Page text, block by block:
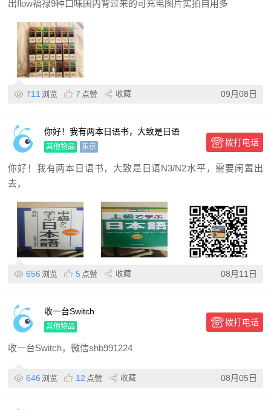
出flow福禄9种口味国内背过来的可充电图片实拍自用多
711 浏览 7 点赞 收藏 09月08日
你好！我有两本日语书，大致是日语
N3/N2水平，需要闲置出去，
其他物品 东京 拨打电话
你好！我有两本日语书，大致是日语N3/N2水平，需要闲置出
去，
656 浏览 5 点赞 收藏 08月11日
收一台Switch
其他物品 拨打电话
收一台Switch，微信shb991224
646 浏览 12 点赞 收藏 08月05日